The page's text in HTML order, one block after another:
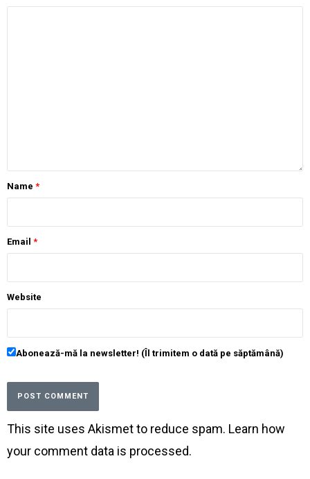
Name *
Email *
Website
Abonează-mă la newsletter! (Îl trimitem o dată pe săptămână)
This site uses Akismet to reduce spam. Learn how
your comment data is processed.